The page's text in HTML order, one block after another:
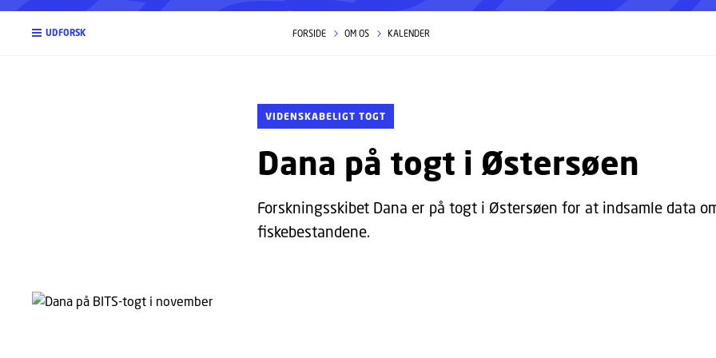
UDFORSK FORSIDE OM OS KALENDER
VIDENSKABELIGT TOGT
Dana på togt i Østersøen
Forskningsskibet Dana er på togt i Østersøen for at indsamle data
fiskebestandene.